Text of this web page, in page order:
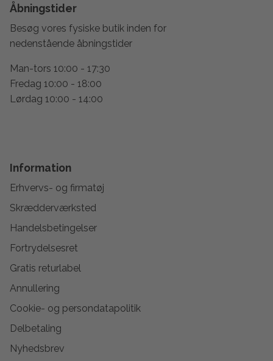
Åbningstider
Besøg vores fysiske butik inden for
nedenstående åbningstider
Man-tors 10:00 - 17:30
Fredag 10:00 - 18:00
Lørdag 10:00 - 14:00
Information
Erhvervs- og firmatøj
Skrædderværksted
Handelsbetingelser
Fortrydelsesret
Gratis returlabel
Annullering
Cookie- og persondatapolitik
Delbetaling
Nyhedsbrev